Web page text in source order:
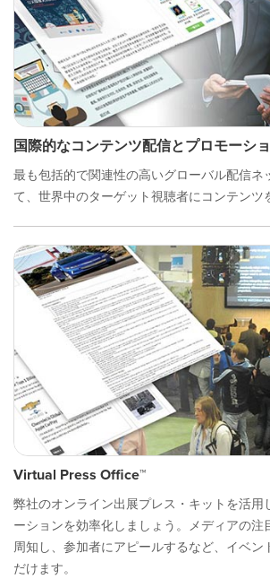
国際的なコンテンツ配信とプロモーシ
最も包括的で関連性の高いグローバル配信ネ
て、世界中のターゲット視聴者にコンテンツ
Virtual Press Office™
弊社のオンライン出展プレス・キットを活用
ーションを効率化しましょう。メディアの注
周知し、参加者にアピールするなど、イベン
だけます。